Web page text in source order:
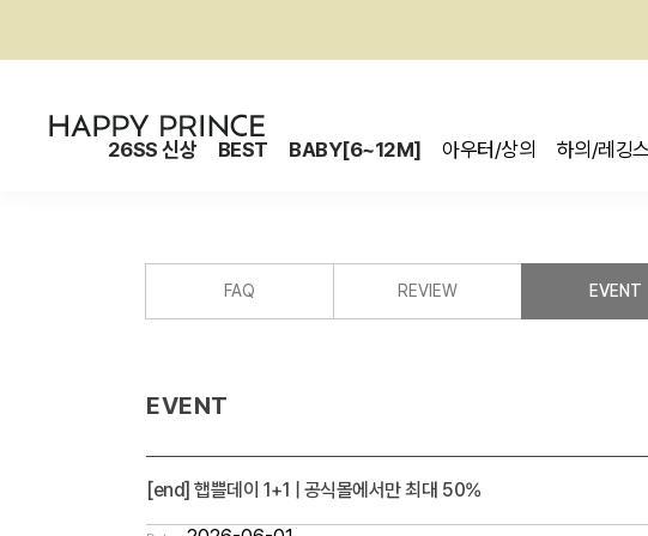
26SS 신상 BEST BABY[6~12M] 아우터/상의 하의/레깅스
FAQ REVIEW EVENT
EVENT
[end] 햅쁠데이 1+1 | 공식몰에서만 최대 50%